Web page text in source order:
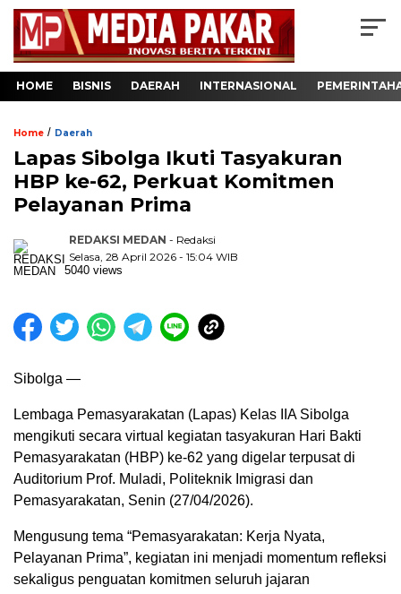
HOME BISNIS DAERAH INTERNASIONAL
Home / Daerah
Lapas Sibolga Ikuti Tasyakuran
HBP ke-62, Perkuat Komitmen
Pelayanan Prima
REDAKSI MEDAN - Redaksi
Selasa, 28 April 2026 - 15:04 WIB
5040 views
Sibolga —
Lembaga Pemasyarakatan (Lapas) Kelas IIA Sibolga
mengikuti secara virtual kegiatan tasyakuran Hari Bakti
Pemasyarakatan (HBP) ke-62 yang digelar terpusat di
Auditorium Prof. Muladi, Politeknik Imigrasi dan
Pemasyarakatan, Senin (27/04/2026).
Mengusung tema “Pemasyarakatan: Kerja Nyata,
Pelayanan Prima”, kegiatan ini menjadi momentum refleksi
sekaligus penguatan komitmen seluruh jajaran